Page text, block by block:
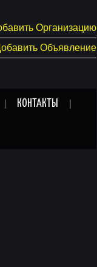
Организацию
Объявление
КОНТАКТЫ